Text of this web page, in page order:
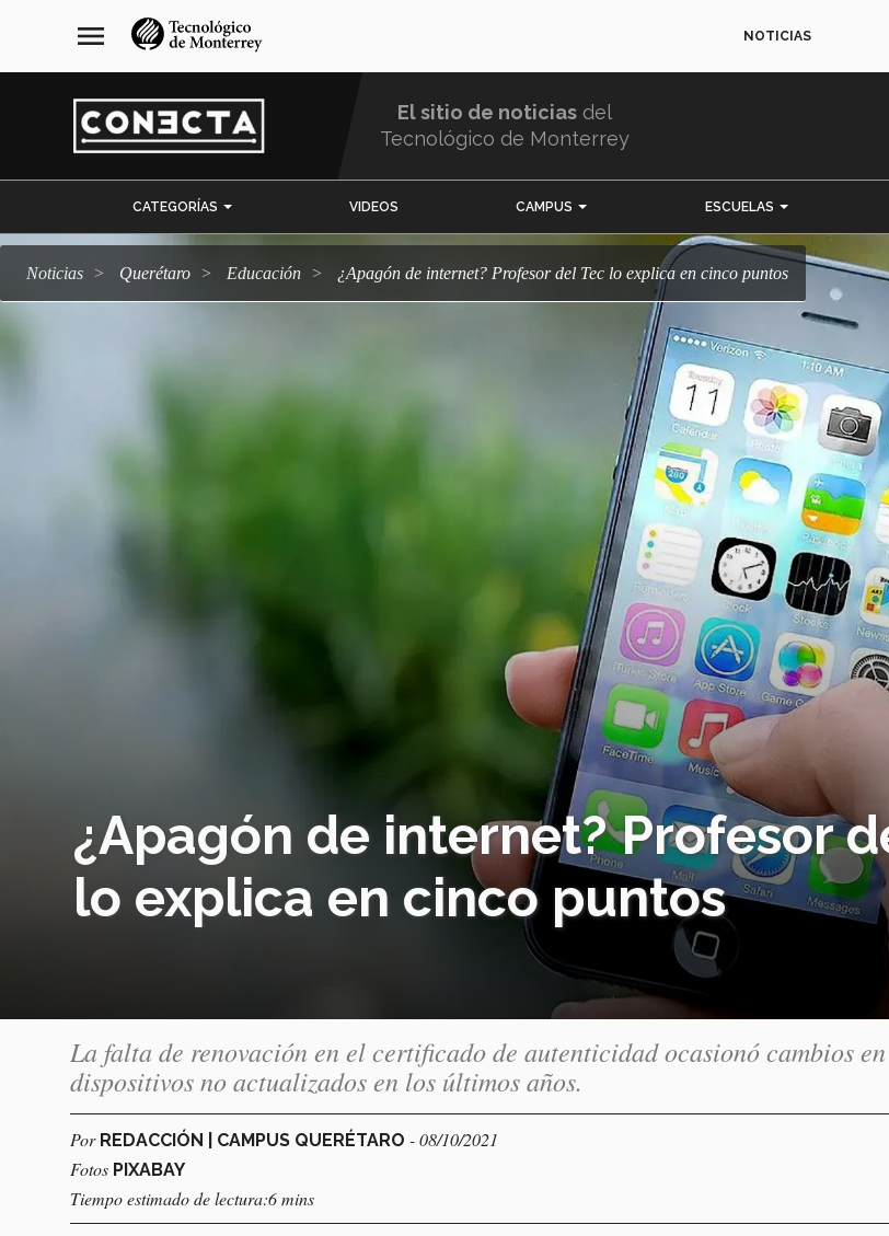
navegación
principal
menu NOTICIAS
El sitio de noticias del
Tecnológico de Monterrey
CATEGORÍAS VIDEOS CAMPUS ESCUELAS
Noticias Querétaro Educación ¿Apagón de internet? Profesor del Tec lo explica en cinco puntos
¿Apagón de internet? Profesor
lo explica en cinco puntos
La falta de renovación en el certificado de autenticidad ocasionó cambios
dispositivos no actualizados en los últimos años.
Por REDACCIÓN | CAMPUS QUERÉTARO - 08/10/2021
Fotos PIXABAY
Tiempo estimado de lectura:6 mins